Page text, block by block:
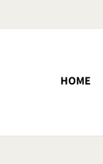
HOME